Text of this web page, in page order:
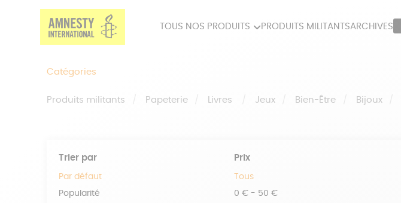
TOUS NOS PRODUITS PRODUITS MILITANTSARCHIVES
Catégories
Produits militants Papeterie Livres Jeux Bien-Être Bijoux
Trier par
Par défaut
Popularité
Prix
Tous
0 € - 50 €